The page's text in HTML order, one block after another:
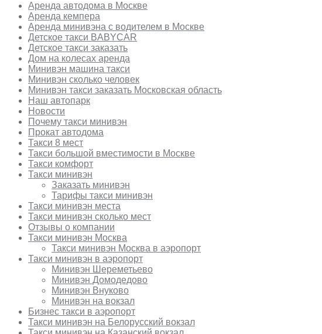
Аренда автодома в Москве
Аренда кемпера
Аренда минивэна с водителем в Москве
Детское такси BABYCAR
Детское такси заказать
Дом на колесах аренда
Минивэн машина такси
Минивэн сколько человек
Минивэн такси заказать Московская область
Наш автопарк
Новости
Почему такси минивэн
Прокат автодома
Такси 8 мест
Такси большой вместимости в Москве
Такси комфорт
Такси минивэн
Заказать минивэн
Тарифы такси минивэн
Такси минивэн места
Такси минивэн сколько мест
Отзывы о компании
Такси минивэн Москва
Такси минивэн Москва в аэропорт
Такси минивэн в аэропорт
Минивэн Шереметьево
Минивэн Домодедово
Минивэн Внуково
Минивэн на вокзал
Бизнес такси в аэропорт
Такси минивэн на Белорусский вокзал